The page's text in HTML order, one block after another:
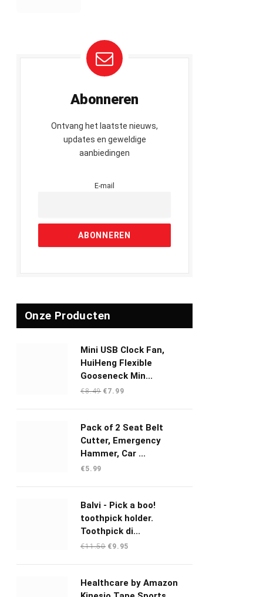
Abonneren
Ontvang het laatste nieuws,
updates en geweldige
aanbiedingen
E-mail
Onze Producten
Mini USB Clock Fan,
HuiHeng Flexible
Gooseneck Min...
€8.49 Oorspronkelijke
€8.49.
€7.99Huidige
€7.99.
Pack of 2 Seat Belt
Cutter, Emergency
Hammer, Car ...
€5.99
Balvi - Pick a boo!
toothpick holder.
Toothpick di...
€11.50 Oorspronkelijke
€11.50.
€9.95
€9.95.
Healthcare by Amazon